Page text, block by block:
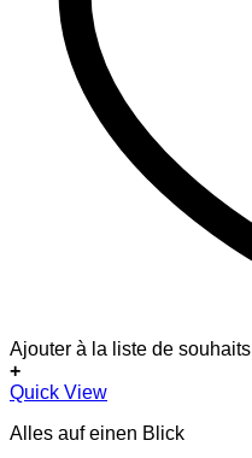
Ajouter à la liste de souhaits
+
Quick View
Alles auf einen Blick